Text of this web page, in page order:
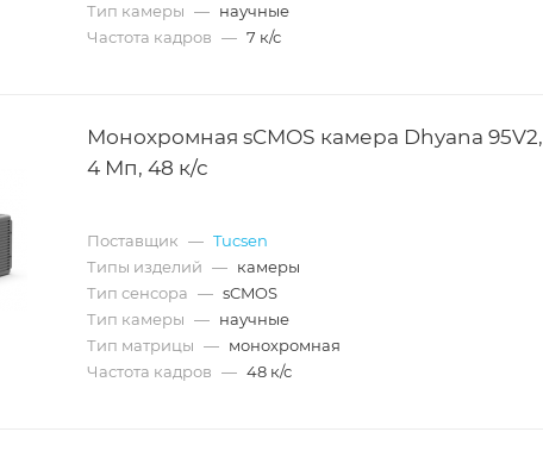
Тип камеры — научные
Частота кадров — 7 к/с
Монохромная sCMOS камера Dhyana 95V2,
4 Мп, 48 к/с
Поставщик — Tucsen
Типы изделий — камеры
Тип сенсора — sCMOS
Тип камеры — научные
Тип матрицы — монохромная
Частота кадров — 48 к/с